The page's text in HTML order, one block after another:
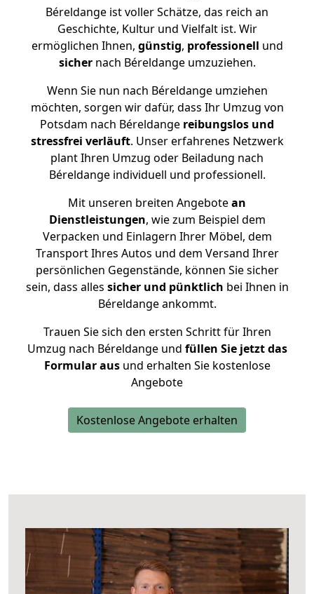
Béreldange ist voller Schätze, das reich an
Geschichte, Kultur und Vielfalt ist. Wir
ermöglichen Ihnen, günstig, professionell und
sichernach Béreldange umzuziehen.
Wenn Sie nun nach Béreldange umziehen
möchten, sorgen wir dafür, dass Ihr Umzug von
Potsdam nach Béreldange reibungslos und
stressfrei verläuft. Unser erfahrenes Netzwerk
plant Ihren Umzug oder Beiladung nach
Béreldange individuell und professionell.
Mit unseren breiten Angebotean
Dienstleistungen, wie zum Beispiel dem
Verpacken und Einlagern Ihrer Möbel, dem
Transport Ihres Autos und dem Versand Ihrer
persönlichen Gegenstände, können Sie sicher
sein, dass alles sicher und pünktlich bei Ihnen in
Béreldange ankommt.
Trauen Sie sich den ersten Schritt für Ihren
Umzug nach Béreldange und füllen Sie jetzt das
Formular ausund erhalten Sie kostenlose
Angebote
Kostenlose Angebote erhalten